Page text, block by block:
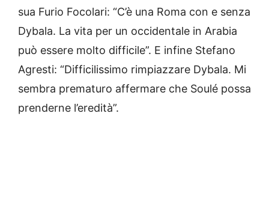
sua Furio Focolari: “C’è una Roma con e senza
Dybala. La vita per un occidentale in Arabia
può essere molto difficile”. E infine Stefano
Agresti: “Difficilissimo rimpiazzare Dybala. Mi
sembra prematuro affermare che Soulé possa
prenderne l’eredità”.